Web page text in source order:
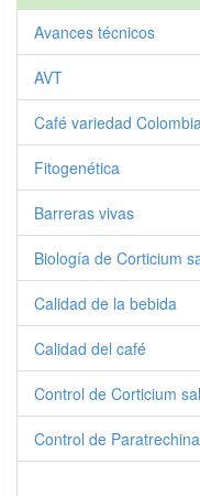
Avances técnicos
AVT
Café variedad
Fitogenética
Barreras vivas
Biología de Corticium
Calidad de la bebida
Calidad del café
Control de Corticium
Control de